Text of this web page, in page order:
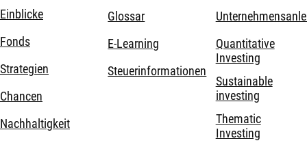
Einblicke
Fonds
Strategien
Chancen
Nachhaltigkeit
Glossar
E-Learning
Steuerinformationen
Quantitative
Investing
Sustainable
investing
Thematic
Investing